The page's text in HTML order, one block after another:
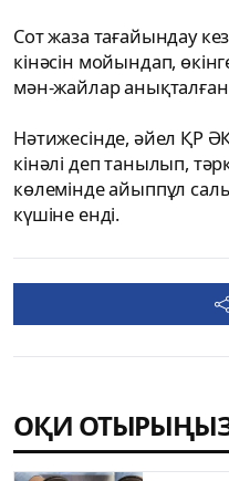
Сот жаза тағайындау
кінәсін мойындап,
мән-жайлар
Нәтижесінде, әйел ҚР
кінәлі деп танылып,
көлемінде айыппұл
күшіне енді.
ОҚИ